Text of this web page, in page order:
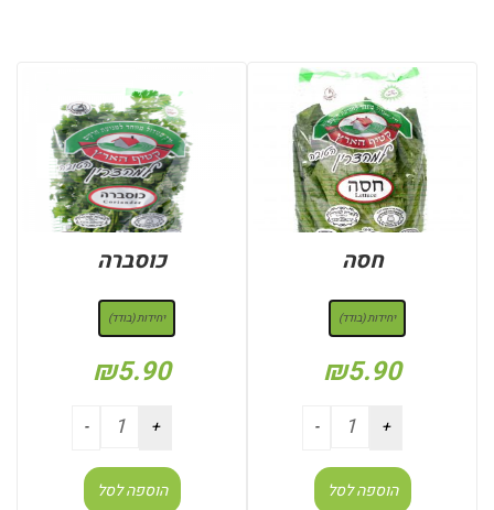
חסה
יחידות (בודד)
₪5.90
הוספה לסל
כוסברה
יחידות (בודד)
₪5.90
הוספה לסל